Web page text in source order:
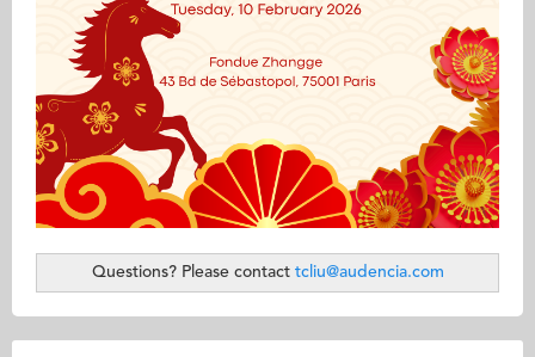
Questions? Please contact tcliu@audencia.com